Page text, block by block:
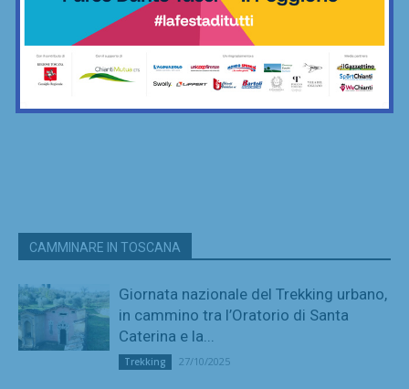
CAMMINARE IN TOSCANA
Giornata nazionale del Trekking urbano,
in cammino tra l’Oratorio di Santa
Caterina e la...
Trekking 27/10/2025